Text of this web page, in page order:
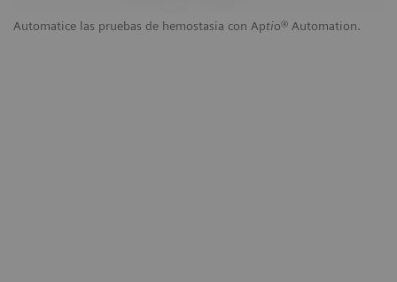
Automatice las pruebas de hemostasia con Aptio® Automation.